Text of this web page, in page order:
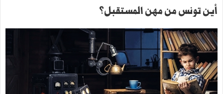
أين تونس من مهن المستقبل؟